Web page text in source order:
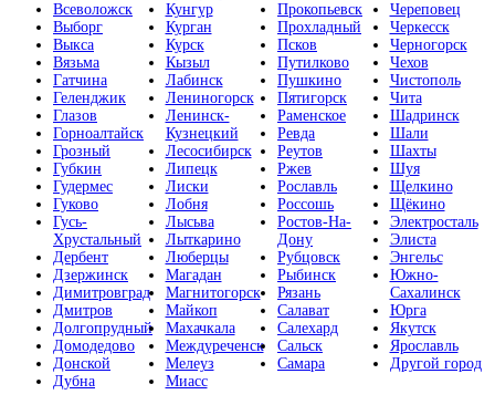
Всеволожск
Выборг
Выкса
Вязьма
Гатчина
Геленджик
Глазов
Горноалтайск
Грозный
Губкин
Гудермес
Гуково
Гусь-
Хрустальный
Дербент
Дзержинск
Димитровград
Дмитров
Долгопрудный
Домодедово
Донской
Дубна
Кунгур
Курган
Курск
Кызыл
Лабинск
Лениногорск
Ленинск-
Кузнецкий
Лесосибирск
Липецк
Лиски
Лобня
Лысьва
Лыткарино
Люберцы
Магадан
Магнитогорск
Майкоп
Махачкала
Междуреченск
Мелеуз
Миасс
Прокопьевск
Прохладный
Псков
Путилково
Пушкино
Пятигорск
Раменское
Ревда
Реутов
Ржев
Рославль
Россошь
Ростов-На-
Дону
Рубцовск
Рыбинск
Рязань
Салават
Салехард
Сальск
Самара
Череповец
Черкесск
Черногорск
Чехов
Чистополь
Чита
Шадринск
Шали
Шахты
Шуя
Щелкино
Щёкино
Электросталь
Элиста
Энгельс
Южно-
Сахалинск
Юрга
Якутск
Ярославль
Другой город